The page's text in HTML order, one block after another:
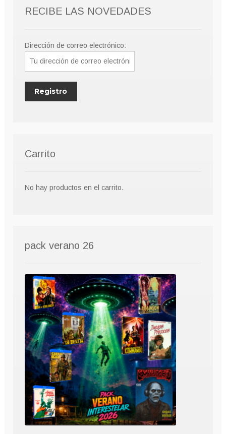
RECIBE LAS NOVEDADES
Dirección de correo electrónico:
Carrito
No hay productos en el carrito.
pack verano 26